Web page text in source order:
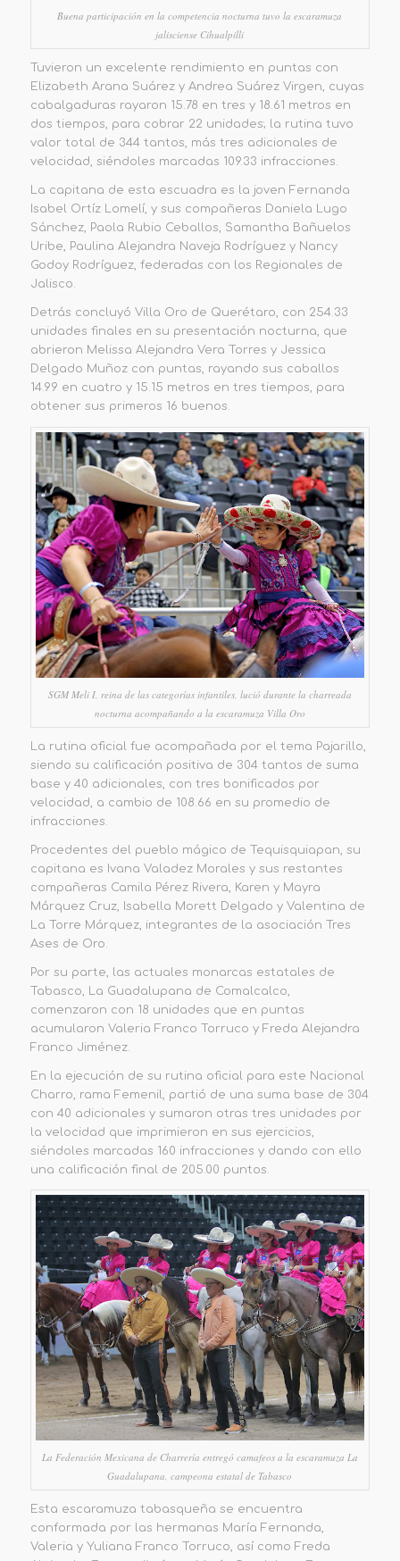
Buena participación en la competencia nocturna tuvo la escaramuza
jalisciense Cihualpilli
Tuvieron un excelente rendimiento en puntas con
Elizabeth Arana Suárez y Andrea Suárez Virgen, cuyas
cabalgaduras rayaron 15.78 en tres y 18.61 metros en
dos tiempos, para cobrar 22 unidades; la rutina tuvo
valor total de 344 tantos, más tres adicionales de
velocidad, siéndoles marcadas 109.33 infracciones.
La capitana de esta escuadra es la joven Fernanda
Isabel Ortíz Lomelí, y sus compañeras Daniela Lugo
Sánchez, Paola Rubio Ceballos, Samantha Bañuelos
Uribe, Paulina Alejandra Naveja Rodríguez y Nancy
Godoy Rodríguez, federadas con los Regionales de
Jalisco.
Detrás concluyó Villa Oro de Querétaro, con 254.33
unidades finales en su presentación nocturna, que
abrieron Melissa Alejandra Vera Torres y Jessica
Delgado Muñoz con puntas, rayando sus caballos
14.99 en cuatro y 15.15 metros en tres tiempos, para
obtener sus primeros 16 buenos.
SGM Meli I, reina de las categorías infantiles, lució durante la charreada
nocturna acompañando a la escaramuza Villa Oro
La rutina oficial fue acompañada por el tema Pajarillo
siendo su calificación positiva de 304 tantos de suma
base y 40 adicionales, con tres bonificados por
velocidad, a cambio de 108.66 en su promedio de
infracciones.
Procedentes del pueblo mágico de Tequisquiapan, su
capitana es Ivana Valadez Morales y sus restantes
compañeras Camila Pérez Rivera, Karen y Mayra
Márquez Cruz, Isabella Morett Delgado y Valentina de
La Torre Márquez, integrantes de la asociación Tres
Ases de Oro.
Por su parte, las actuales monarcas estatales de
Tabasco
La Guadalupana de Comalcalco,
comenzaron con 18 unidades que en puntas
acumularon Valeria Franco Torruco y Freda Alejandra
Franco Jiménez.
En la ejecución de su rutina oficial para este Nacional
Charro, rama Femenil, partió de una suma base de 304
con 40 adicionales ysumaron otras tres unidades por
la velocidad que imprimieron en sus ejercicios,
siéndoles marcadas 160 infracciones y dando con ello
una calificación final de 205.00 puntos.
La Federación Mexicana de Charrería entregó camafeos a la escaramuza La
Guadalupana, campeona estatal de Tabasco
Esta escaramuza tabasqueña se encuentra
conformada por las hermanas M aría Fernanda,
Valeria y Yuliana Franco Torruco, así como Freda